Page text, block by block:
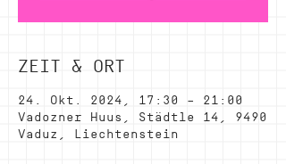
ZEIT & ORT
24. Okt. 2024, 17:30 – 21:00
Vadozner Huus, Städtle 14, 9490
Vaduz, Liechtenstein